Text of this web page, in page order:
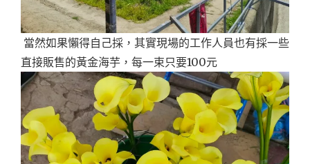
當然如果懶得自己採，其實現場的工作人員也有採一些
直接販售的黃金海芋，每一束只要100元